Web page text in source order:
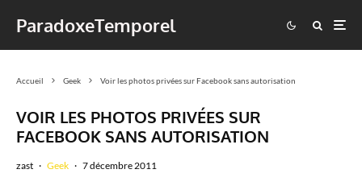
ParadoxeTemporel
Accueil Geek Voir les photos privées sur Facebook sans autorisation
VOIR LES PHOTOS PRIVÉES SUR
FACEBOOK SANS AUTORISATION
zast · Geek · 7 décembre 2011